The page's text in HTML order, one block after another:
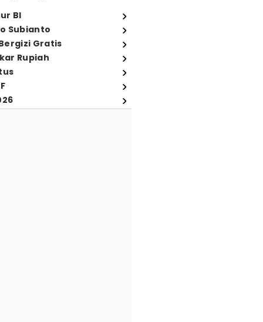
BI
Subianto
Gratis
Rupiah